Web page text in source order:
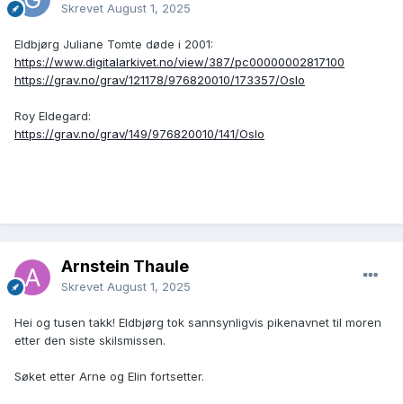
Skrevet August 1, 2025
Eldbjørg Juliane Tomte døde i 2001:
https://www.digitalarkivet.no/view/387/pc00000002817100
https://grav.no/grav/121178/976820010/173357/Oslo
Roy Eldegard:
https://grav.no/grav/149/976820010/141/Oslo
Arnstein Thaule
Skrevet August 1, 2025
Hei og tusen takk! Eldbjørg tok sannsynligvis pikenavnet til moren
etter den siste skilsmissen.
Søket etter Arne og Elin fortsetter.